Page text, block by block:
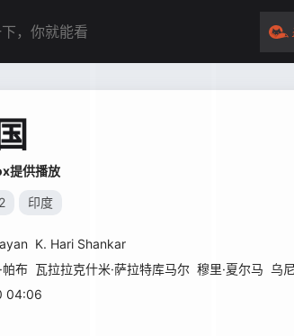
提供播放
印度
K. Hari Shankar
帕布 瓦拉拉克什米·萨拉特库马尔 穆里·夏尔马 乌
04:06